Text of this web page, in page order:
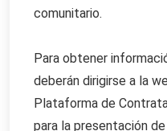
comunitario.
Para obtener
deberán dirigirse a la
Plataforma de
para la presentación